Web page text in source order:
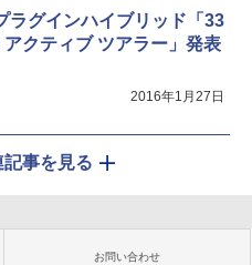
ラグインハイブリッド「33
クティブ ツアラー」発表
2016年1月27日
記事を見る
お問い合わせ